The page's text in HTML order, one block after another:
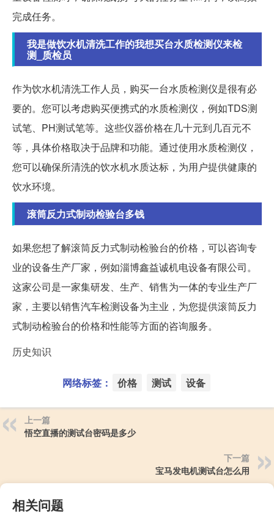
完成任务。
我是做饮水机清洗工作的我想买台水质检测仪来检
测_质检员
作为饮水机清洗工作人员，购买一台水质检测仪是很有必
要的。您可以考虑购买便携式的水质检测仪，例如TDS测
试笔、PH测试笔等。这些仪器价格在几十元到几百元不
等，具体价格取决于品牌和功能。通过使用水质检测仪，
您可以确保所清洗的饮水机水质达标，为用户提供健康的
饮水环境。
滚筒反力式制动检验台多钱
如果您想了解滚筒反力式制动检验台的价格，可以咨询专
业的设备生产厂家，例如淄博鑫益诚机电设备有限公司。
这家公司是一家集研发、生产、销售为一体的专业生产厂
家，主要以销售汽车检测设备为主业，为您提供滚筒反力
式制动检验台的价格和性能等方面的咨询服务。
历史知识
网络标签： 价格 测试 设备
上一篇
悟空直播的测试台密码是多少
下一篇
宝马发电机测试台怎么用
相关问题